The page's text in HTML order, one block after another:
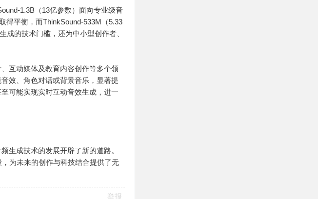
1.3B（13亿参数）面向专业级音
得平衡，而ThinkSound-533M（5.33
成的技术门槛，还为中小型创作者、
互动媒体及教育内容创作等多个领
效、角色对话或背景音乐，显著提
可能实现实时互动音效生成，进一
生成技术的发展开辟了新的道路。
，为未来的创作与科技结合提供了无
举报